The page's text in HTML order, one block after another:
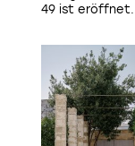
49 ist eröffnet.